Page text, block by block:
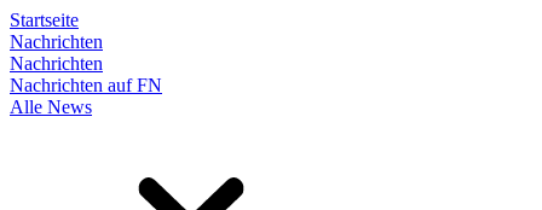
Startseite
Nachrichten
Nachrichten
Nachrichten auf FN
Alle News